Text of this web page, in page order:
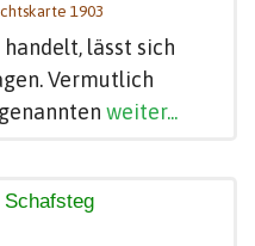
1903
lässt sich
Vermutlich
weiter...
Schafsteg